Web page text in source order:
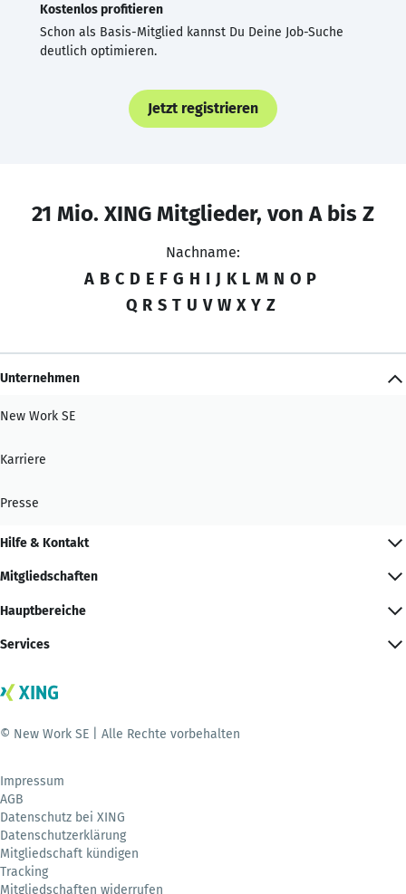
Kostenlos profitieren
Schon als Basis-Mitglied kannst Du Deine Job-Suche
deutlich optimieren.
Jetzt registrieren
21 Mio. XING Mitglieder, von A bis Z
Nachname:
A B C D E F G H I J K L M N O P
Q R S T U V W X Y Z
Unternehmen
New Work SE
Karriere
Presse
Hilfe & Kontakt
Mitgliedschaften
Hauptbereiche
Services
© New Work SE | Alle Rechte vorbehalten
Impressum
AGB
Datenschutz bei XING
Datenschutzerklärung
Mitgliedschaft kündigen
Tracking
Mitgliedschaften widerrufen